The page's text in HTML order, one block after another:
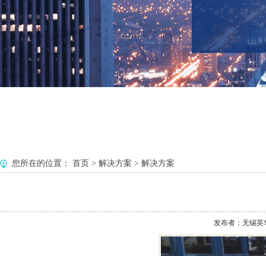
您所在的位置： 首页 > 解决方案 > 解决方案
发布者：无锡英